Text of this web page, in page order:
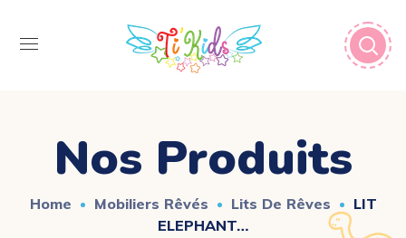
Nos Produits
Home Mobiliers Rêvés Lits De Rêves
LIT
ELEPHANT…